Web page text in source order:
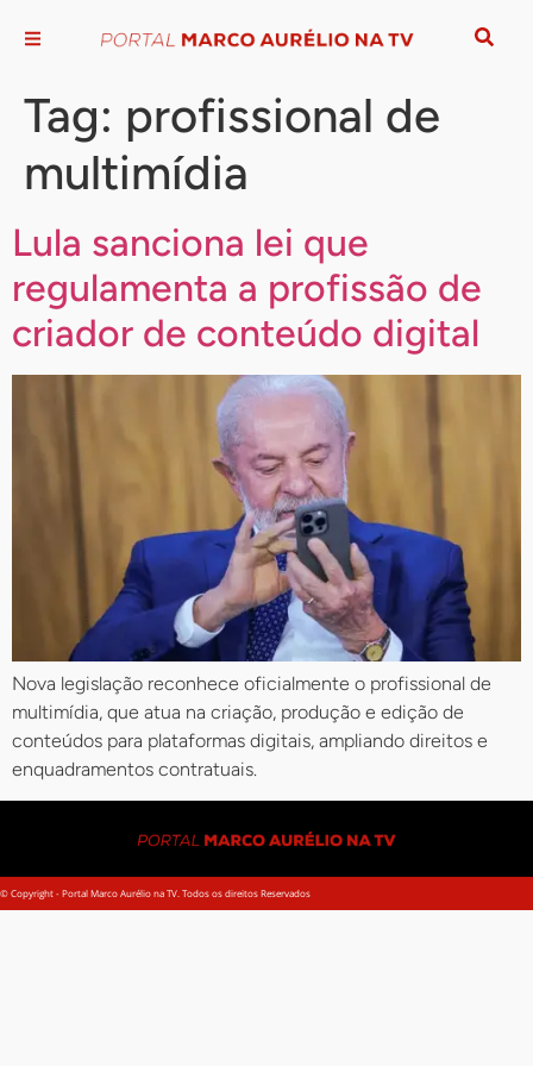
Tag: profissional de
multimídia
Lula sanciona lei que
regulamenta a profissão de
criador de conteúdo digital
Nova legislação reconhece oficialmente o profissional de
multimídia, que atua na criação, produção e edição de
conteúdos para plataformas digitais, ampliando direitos e
enquadramentos contratuais.
© Copyright - Portal Marco Aurélio na TV. Todos os direitos Reservados